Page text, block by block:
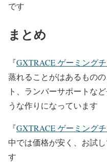
です
まとめ
『GXTRACE ゲーミング
蒸れることがはあるもの
ト、ランバーサポートな
うな作りになっています
『GXTRACE ゲーミング
中では価格が安く、お試
す